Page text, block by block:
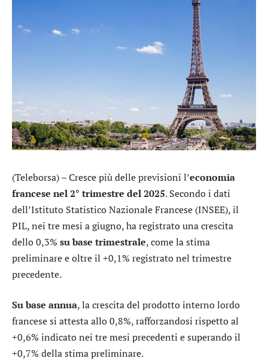
(Teleborsa) – Cresce più delle previsioni l’economia
francese nel 2° trimestre del 2025. Secondo i dati
dell’Istituto Statistico Nazionale Francese (INSEE), il
PIL, nei tre mesi a giugno, ha registrato una crescita
dello 0,3% su base trimestrale, come la stima
preliminare e oltre il +0,1% registrato nel trimestre
precedente.
Su base annua, la crescita del prodotto interno lordo
francese si attesta allo 0,8%, rafforzandosi rispetto al
+0,6% indicato nei tre mesi precedenti e superando il
+0,7% della stima preliminare.